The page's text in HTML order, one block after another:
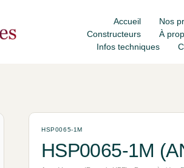
Accueil
Nos
Constructeurs
À
Infos techniques
HSP0065-1M
HSP0065-1M